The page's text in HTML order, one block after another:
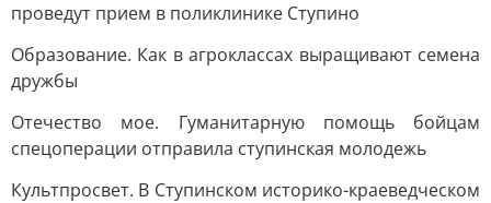
проведут прием в поликлинике Ступино
Образование. Как в агроклассах выращивают семена
дружбы
Отечество мое. Гуманитарную помощь бойцам
спецоперации отправила ступинская молодежь
Культпросвет. В Ступинском историко-краеведческом